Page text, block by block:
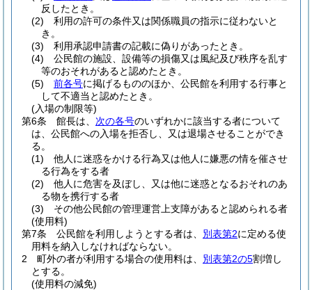
反したとき。
(2)
利用の許可の条件又は関係職員の指示に従わないと
き。
(3)
利用承認申請書の記載に偽りがあったとき。
(4)
公民館の施設、設備等の損傷又は風紀及び秩序を乱す
等のおそれがあると認めたとき。
(5)
前各号に掲げるもののほか、公民館を利用する行事と
して不適当と認めたとき。
(入場の制限等)
第6条
館長は、 次の各号のいずれかに該当する者について
は、公民館への入場を拒否し、又は退場させることができ
る。
(1)
他人に迷惑をかける行為又は他人に嫌悪の情を催させ
る行為をする者
(2)
他人に危害を及ぼし、又は他に迷惑となるおそれのあ
る物を携行する者
(3)
その他公民館の管理運営上支障があると認められる者
(使用料)
第7条
公民館を利用しようとする者は、 別表第2に定める使
用料を納入しなければならない。
2
町外の者が利用する場合の使用料は、 別表第2の5割増し
とする。
(使用料の減免)